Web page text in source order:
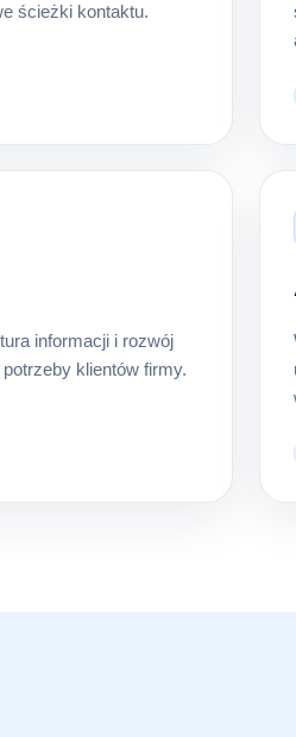
ścieżki kontaktu.
informacji i rozwój
klientów firmy.